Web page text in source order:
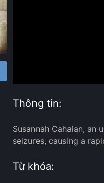
Thông tin:
Susannah Cahalan,
seizures, causing a
Từ khóa: